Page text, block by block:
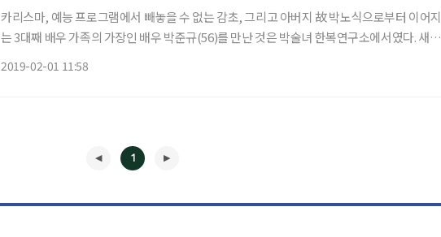
카리스마, 예능 프로그램에서 빼놓을 수 없는 감초, 그리고 아버지 故 박노식으로부터 이어지
는 3대째 배우 가족의 가장인 배우 박준규(56)를 만난 것은 박술녀 한복연구소에서였다. 새해
2019-02-01 11:58
1